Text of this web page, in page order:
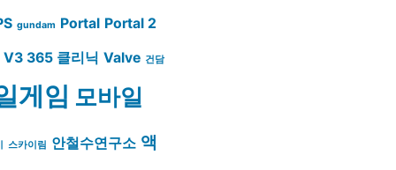
gundam Portal Portal 2
V3 365 클리닉 Valve 건담
게임 모바일
스카이림 안철수연구소 액